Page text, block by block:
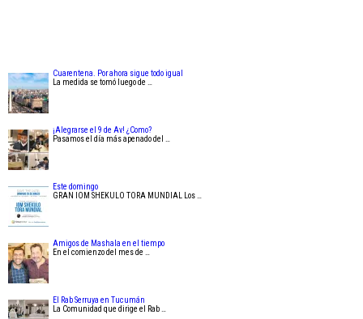
Cuarentena. Por ahora sigue todo igual
La medida se tomó luego de …
¡Alegrarse el 9 de Av! ¿Como?
Pasamos el día más apenado del …
Este domingo
GRAN IOM SHEKULO TORA MUNDIAL Los …
Amigos de Mashala en el tiempo
En el comienzo del mes de …
El Rab Serruya en Tucumán
La Comunidad que dirige el Rab …